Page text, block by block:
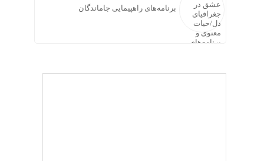
برنامه‌های راهپیمایی جاماندگان